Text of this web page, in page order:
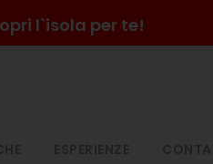
l`isola per te!